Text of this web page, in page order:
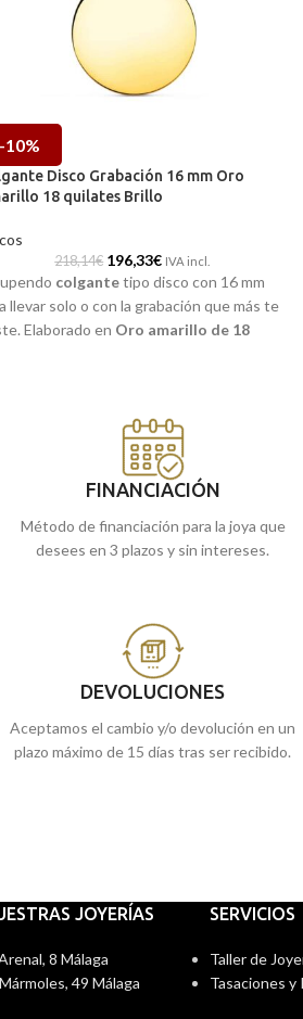
-10%
Disco Grabación 16 mm Oro
18 quilates Brillo
218,14€ 196,33€ IVA incl.
colgantetipo disco con 16 mm
llevar solo o con la grabación que más te
Elaborado en Oro amarillo de 18
FINANCIACIÓN
Método de financiación para la joya que
desees en 3 plazos y sin intereses.
DEVOLUCIONES
Aceptamos el cambio y/o devolución en un
plazo máximo de 15 días tras ser recibido.
JOYERÍAS
8 Málaga
49 Málaga
SERVICIOS
Taller de
Tasaciones